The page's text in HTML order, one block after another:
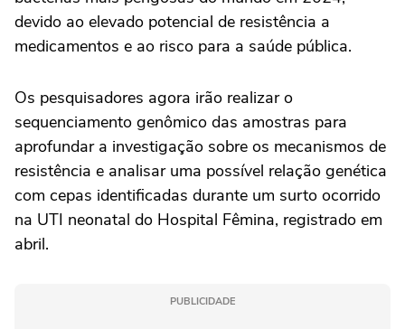
devido ao elevado potencial de resistência a
medicamentos e ao risco para a saúde pública.
Os pesquisadores agora irão realizar o
sequenciamento genômico das amostras para
aprofundar a investigação sobre os mecanismos de
resistência e analisar uma possível relação genética
com cepas identificadas durante um surto ocorrido
na UTI neonatal do Hospital Fêmina, registrado em
abril.
PUBLICIDADE